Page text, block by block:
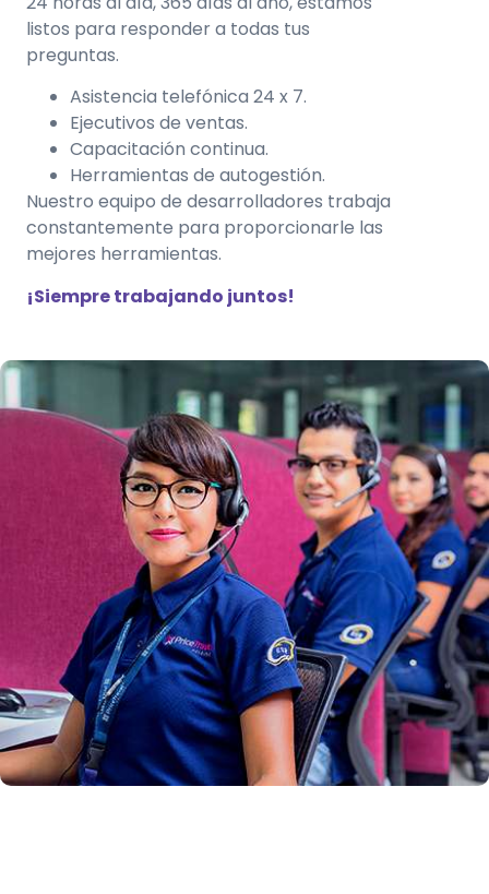
listos para responder a todas tus
preguntas.
Asistencia telefónica 24 x 7.
Ejecutivos de ventas.
Capacitación continua.
Herramientas de autogestión.
Nuestro equipo de desarrolladores trabaja
constantemente para proporcionarle las
mejores herramientas.
¡Siempre trabajando juntos!